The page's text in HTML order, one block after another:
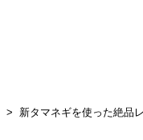
新タマネギを使った絶品